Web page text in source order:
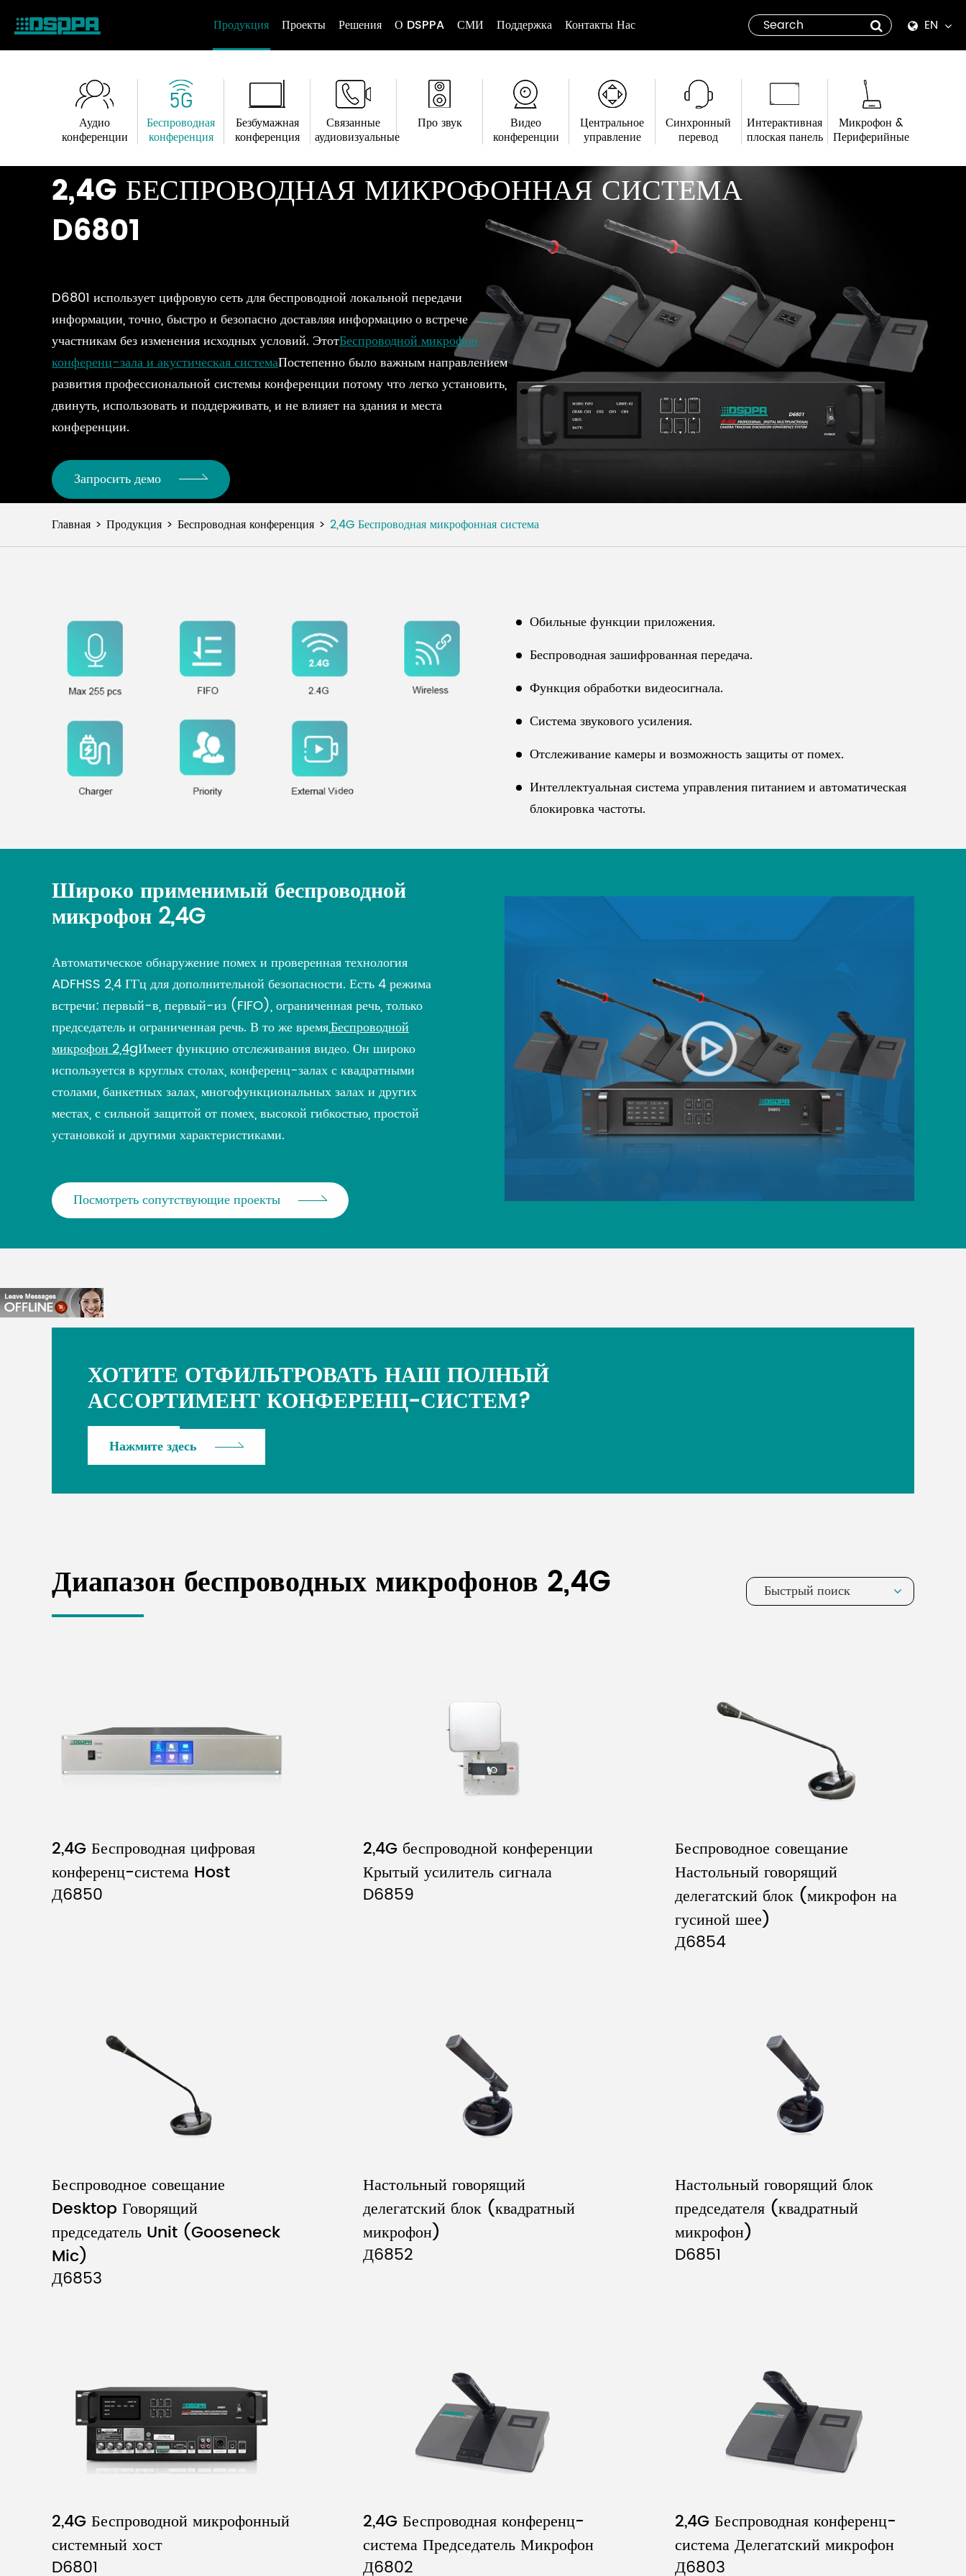
Продукция Проекты Решения О DSPPA СМИ Поддержка Контакты Нас
EN
Español
italiano
русский
Pilipino
ไทย
Malay
বাঙালি
Аудио
конференции
Беспроводная
конференция
Безбумажная
конференция
Связанные
аудиовизуальные
Про звук Видео
конференции
Центральное
управление
Синхронный
перевод
Интерактивная
плоская панель
Микрофон &
Периферийные
2,4G БЕСПРОВОДНАЯ МИКРОФОННАЯ СИСТЕМА
D6801
D6801 использует цифровую сеть для беспроводной локальной передачи
информации, точно, быстро и безопасно доставляя информацию о встрече
участникам без изменения исходных условий. ЭтотБеспроводной микрофон
конференц-зала и акустическая системаПостепенно было важным направлением
развития профессиональной системы конференции потому что легко установить,
двинуть, использовать и поддерживать, и не влияет на здания и места
конференции.
Запросить демо
Главная Продукция Беспроводная конференция 2,4G Беспроводная микрофонная система
Обильные функции приложения.
Беспроводная зашифрованная передача.
Функция обработки видеосигнала.
Система звукового усиления.
Отслеживание камеры и возможность защиты от помех.
Интеллектуальная система управления питанием и автоматическая
блокировка частоты.
Широко применимый беспроводной
микрофон 2,4G
Автоматическое обнаружение помех и проверенная технология
ADFHSS 2,4 ГГц для дополнительной безопасности. Есть 4 режима
встречи: первый-в, первый-из (FIFO), ограниченная речь, только
председатель и ограниченная речь. В то же время,Беспроводной
микрофон 2,4gИмеет функцию отслеживания видео. Он широко
используется в круглых столах, конференц-залах с квадратными
столами, банкетных залах, многофункциональных залах и других
местах, с сильной защитой от помех, высокой гибкостью, простой
установкой и другими характеристиками.
Посмотреть сопутствующие проекты
ХОТИТЕ ОТФИЛЬТРОВАТЬ НАШ ПОЛНЫЙ
АССОРТИМЕНТ КОНФЕРЕНЦ-СИСТЕМ?
Нажмите здесь
Диапазон беспроводных микрофонов 2,4G Быстрый поиск
2,4G Беспроводная цифровая
конференц-система Host
Д6850
2,4G беспроводной конференции
Крытый усилитель сигнала
D6859
Беспроводное совещание
Настольный говорящий
делегатский блок (микрофон на
гусиной шее)
Д6854
Беспроводное совещание
Desktop Говорящий
председатель Unit (Gooseneck
Mic)
Д6853
Настольный говорящий
делегатский блок (квадратный
микрофон)
Д6852
Настольный говорящий блок
председателя (квадратный
микрофон)
D6851
2,4G Беспроводной микрофонный
системный хост
D6801
2,4G Беспроводная конференц-
система Председатель Микрофон
Д6802
2,4G Беспроводная конференц-
система Делегатский микрофон
Д6803